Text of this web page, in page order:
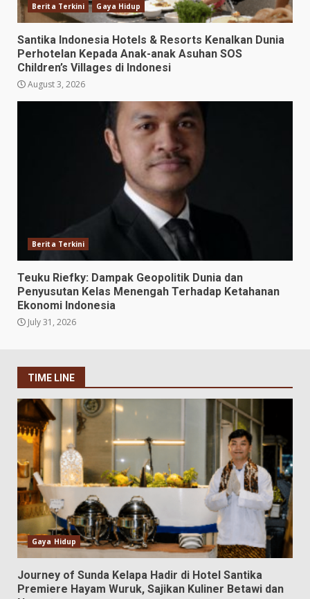
Berita Terkini Gaya Hidup
Santika Indonesia Hotels & Resorts Kenalkan Dunia
Perhotelan Kepada Anak-anak Asuhan SOS
Children’s Villages di Indonesi
August 3, 2026
Berita Terkini
Teuku Riefky: Dampak Geopolitik Dunia dan
Penyusutan Kelas Menengah Terhadap Ketahanan
Ekonomi Indonesia
July 31, 2026
TIME LINE
Gaya Hidup
Journey of Sunda Kelapa Hadir di Hotel Santika
Premiere Hayam Wuruk, Sajikan Kuliner Betawi dan